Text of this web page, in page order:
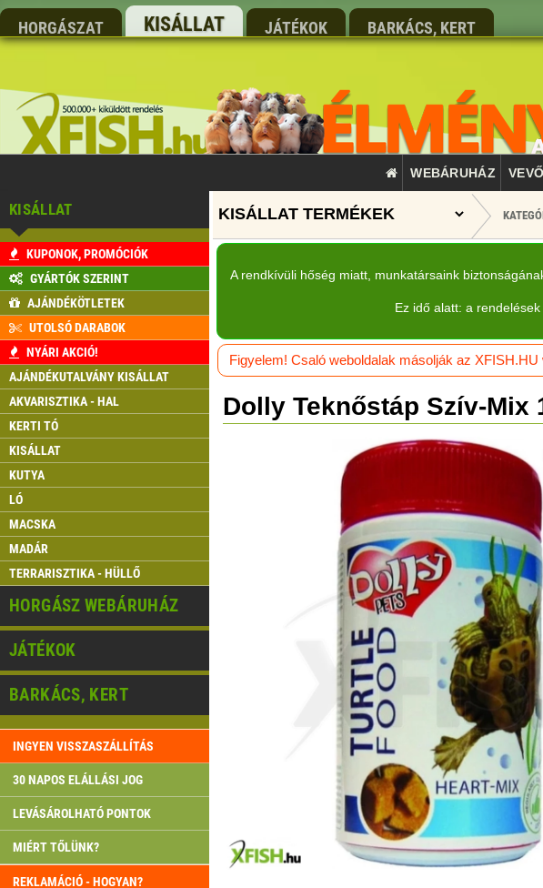
HORGÁSZAT KISÁLLAT JÁTÉKOK BARKÁCS, KERT
WEBÁRUHÁZ
KISÁLLAT
KUPONOK, PROMÓCIÓK
GYÁRTÓK SZERINT
AJÁNDÉKÖTLETEK
UTOLSÓ DARABOK
NYÁRI AKCIÓ!
AJÁNDÉKUTALVÁNY KISÁLLAT
AKVARISZTIKA - HAL
KERTI TÓ
KISÁLLAT
KUTYA
LÓ
MACSKA
MADÁR
TERRARISZTIKA - HÜLLŐ
HORGÁSZ WEBÁRUHÁZ
JÁTÉKOK
BARKÁCS, KERT
INGYEN VISSZASZÁLLÍTÁS
30 NAPOS ELÁLLÁSI JOG
LEVÁSÁROLHATÓ PONTOK
MIÉRT TŐLÜNK?
REKLAMÁCIÓ - HOGYAN?
A rendkívüli hőség miatt, munkatársaink
Ez idő alatt: a
Figyelem! Csaló weboldalak másolják az
Dolly Teknőstáp Szív-Mix